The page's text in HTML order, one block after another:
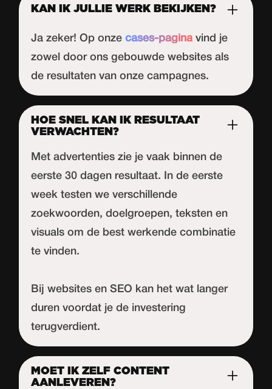
KAN IK JULLIE WERK BEKIJKEN?
Ja zeker! Op onzecases-pagina vind je
zowel door ons gebouwde websites als
de resultaten van onze campagnes.
HOE SNEL KAN IK RESULTAAT
VERWACHTEN?
Met advertenties zie je vaak binnen de
eerste 30 dagen resultaat. In de eerste
week testen we verschillende
zoekwoorden, doelgroepen, teksten en
visuals om de best werkende combinatie
te vinden.
Bij websites en SEO kan het wat langer
duren voordat je de investering
terugverdient.
MOET IK ZELF CONTENT
AANLEVEREN?